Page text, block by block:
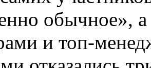
обычное», а
и топ-